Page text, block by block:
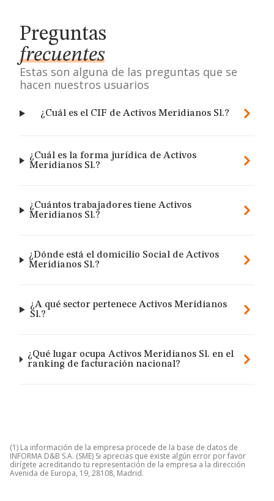
Preguntas
frecuentes
Estas son alguna de las preguntas que se
hacen nuestros usuarios
¿Cuál es el CIF de Activos Meridianos Sl.?
¿Cuál es la forma jurídica de Activos
Meridianos Sl.?
¿Cuántos trabajadores tiene Activos
Meridianos Sl.?
¿Dónde está el domicilio Social de Activos
Meridianos Sl.?
¿A qué sector pertenece Activos Meridianos
Sl.?
¿Qué lugar ocupa Activos Meridianos Sl. en el
ranking de facturación nacional?
(1) La información de la empresa procede de la base de datos de
INFORMA D&B S.A. (SME) Si aprecias que existe algún error por favor
dirígete acreditando tu representación de la empresa a la dirección
Avenida de Europa, 19, 28108, Madrid.